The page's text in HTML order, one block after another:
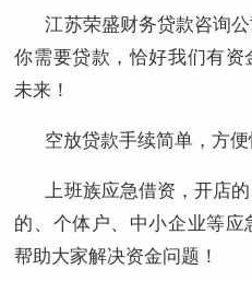
江苏荣盛财务贷款咨询
你需要贷款，恰好我们有
未来！
空放贷款手续简单，方
上班族应急借资，开店
的、个体户、中小企业等
帮助大家解决资金问题！